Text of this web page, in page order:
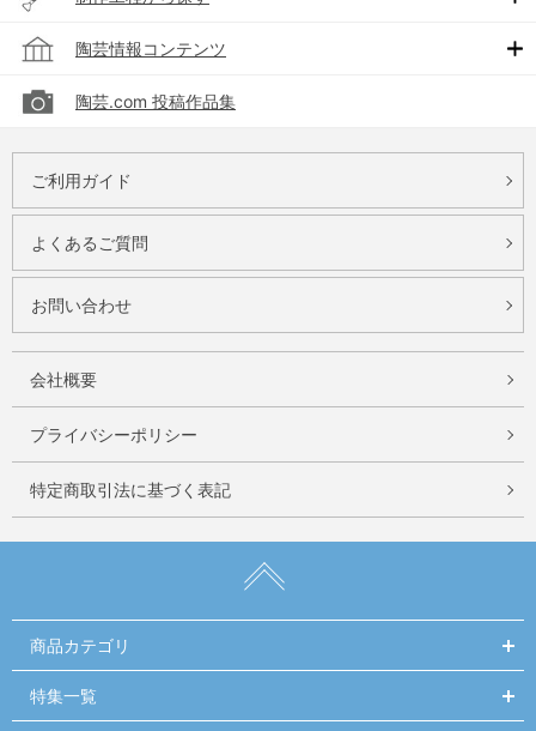
陶芸情報コンテンツ
陶芸.com 投稿作品集
ご利用ガイド
よくあるご質問
お問い合わせ
会社概要
プライバシーポリシー
特定商取引法に基づく表記
商品カテゴリ
特集一覧